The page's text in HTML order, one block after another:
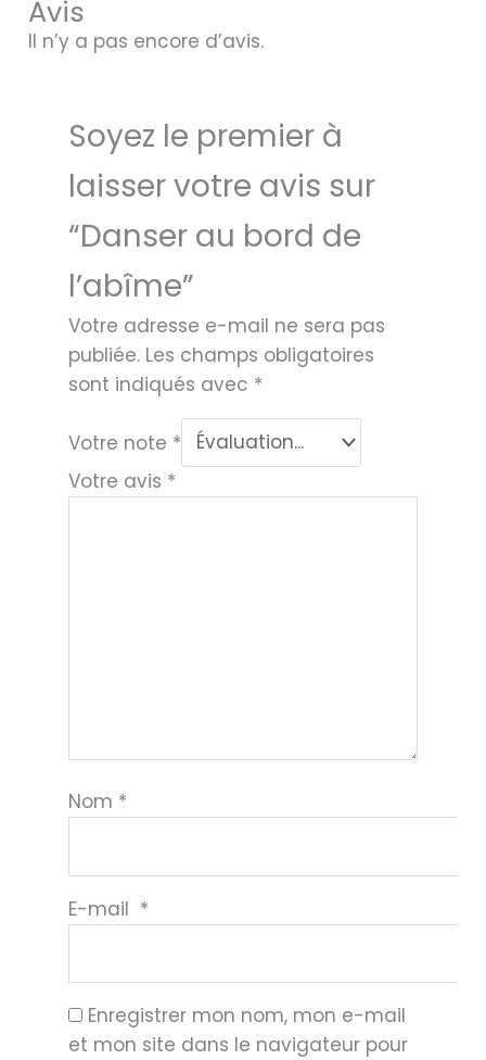
Avis
Il n’y a pas encore d’avis.
Soyez le premier à
laisser votre avis sur
“Danser au bord de
l’abîme”
Votre adresse e-mail ne sera pas
publiée. Les champs obligatoires
sont indiqués avec *
Votre note *
Votre avis *
Nom *
E-mail *
Enregistrer mon nom, mon e-mail
et mon site dans le navigateur pour